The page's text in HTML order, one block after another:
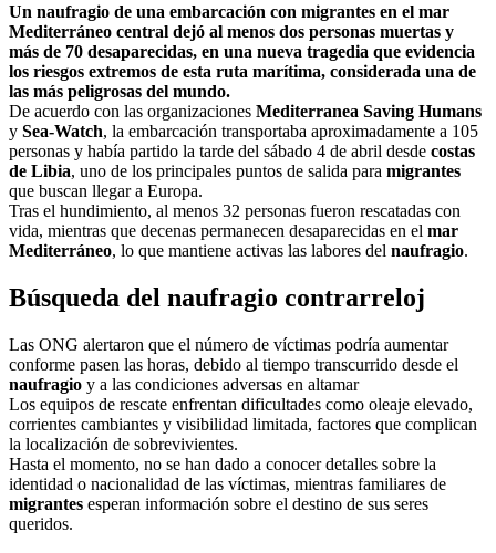
Un naufragio de una embarcación con migrantes en el mar
Mediterráneo central dejó al menos dos personas muertas y
más de 70 desaparecidas, en una nueva tragedia que evidencia
los riesgos extremos de esta ruta marítima, considerada una de
las más peligrosas del mundo.
De acuerdo con las organizaciones Mediterranea Saving Humans
y Sea-Watch, la embarcación transportaba aproximadamente a 105
personas y había partido la tarde del sábado 4 de abril desde costas
de Libia, uno de los principales puntos de salida para migrantes
que buscan llegar a Europa.
Tras el hundimiento, al menos 32 personas fueron rescatadas con
vida, mientras que decenas permanecen desaparecidas en el mar
Mediterráneo, lo que mantiene activas las labores del naufragio.
Búsqueda del naufragio contrarreloj
Las ONG alertaron que el número de víctimas podría aumentar
conforme pasen las horas, debido al tiempo transcurrido desde el
naufragio y a las condiciones adversas en altamar
Los equipos de rescate enfrentan dificultades como oleaje elevado,
corrientes cambiantes y visibilidad limitada, factores que complican
la localización de sobrevivientes.
Hasta el momento, no se han dado a conocer detalles sobre la
identidad o nacionalidad de las víctimas, mientras familiares de
migrantes esperan información sobre el destino de sus seres
queridos.